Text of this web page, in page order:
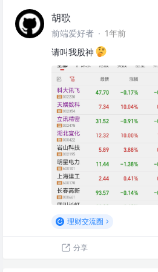
胡歌
前端爱好者 · 1年前
请叫我股神
理财交流圈
分享